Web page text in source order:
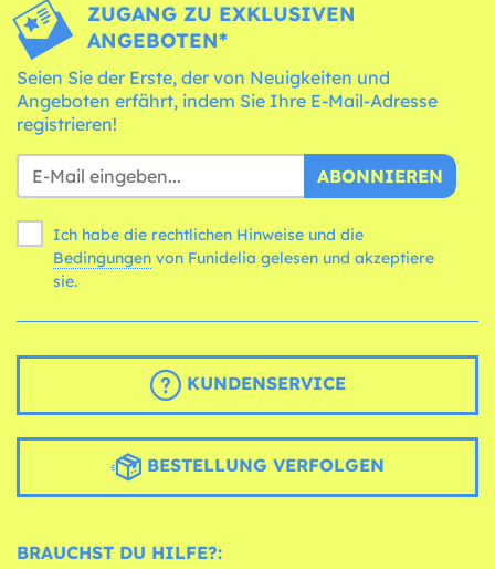
ZUGANG ZU EXKLUSIVEN
ANGEBOTEN*
Seien Sie der Erste, der von Neuigkeiten und
Angeboten erfährt, indem Sie Ihre E-Mail-Adresse
registrieren!
ABONNIEREN
Ich habe die rechtlichen Hinweise und die
Bedingungen
sie.
KUNDENSERVICE
BESTELLUNG VERFOLGEN
BRAUCHST DU HILFE?: